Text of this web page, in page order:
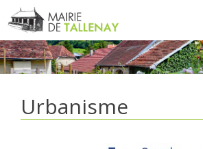
Aller
au
contenu
Urbanisme